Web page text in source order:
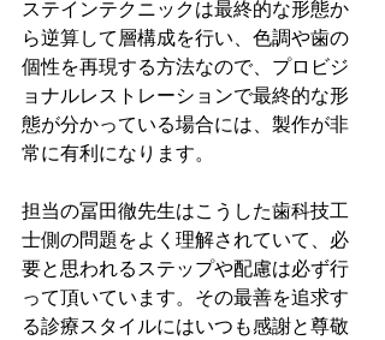
ステインテクニックは最終的な形態か
ら逆算して層構成を行い、色調や歯の
個性を再現する方法なので、プロビジ
ョナルレストレーションで最終的な形
態が分かっている場合には、製作が非
常に有利になります。
担当の冨田徹先生はこうした歯科技工
士側の問題をよく理解されていて、必
要と思われるステップや配慮は必ず行
って頂いています。その最善を追求す
る診療スタイルにはいつも感謝と尊敬